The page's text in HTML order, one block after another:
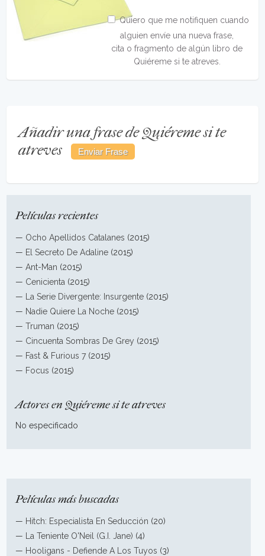
Quiero que me notifiquen cuando
alguien envíe una nueva frase,
cita o fragmento de algún libro de
Quiéreme si te atreves.
Añadir una frase de Quiéreme si te
atreves
Películas recientes
— Ocho Apellidos Catalanes (2015)
— El Secreto De Adaline (2015)
—Ant-Man (2015)
— Cenicienta (2015)
—
La Serie Divergente: Insurgente (2015)
— Nadie Quiere La Noche (2015)
—Truman (2015)
— Cincuenta Sombras De Grey (2015)
— Fast & Furious 7 (2015)
— Focus (2015)
Actores en Quiéreme si te atreves
No especificado
Películas más buscadas
— Hitch: Especialista En Seducción (20)
—
La Teniente O'Neil (G.I. Jane) (4)
— Hooligans - Defiende A Los Tuyos (3)